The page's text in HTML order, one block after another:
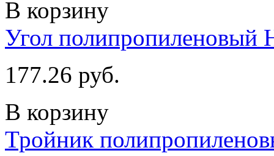
В корзину
Угол полипропиленовый
177.26 руб.
В корзину
Тройник